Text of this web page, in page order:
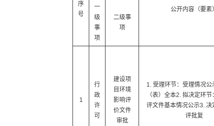
序
号
公开内容（要素）
一
级
事
项
二级事
项
1
行
政
许
可
建设项
目环境
影响评
价文件
审批
1. 受理环节：受理情况公
（表）全本2. 拟决定环
评文件基本情况公示3. 决
评批复